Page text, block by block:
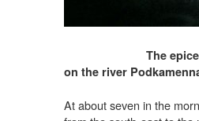
The
on the river
At about seven in the